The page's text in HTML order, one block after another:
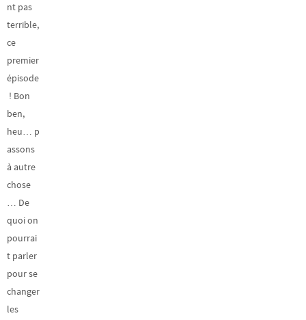
nt pas
terrible,
ce
premier
épisode
! Bon
ben,
heu… p
assons
à autre
chose
… De
quoi on
pourrai
t parler
pour se
changer
les